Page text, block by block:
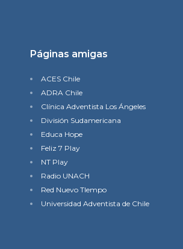
Páginas amigas
ACES Chile
ADRA Chile
Clínica Adventista Los Ángeles
División Sudamericana
Educa Hope
Feliz 7 Play
NT Play
Radio UNACH
Red Nuevo TIempo
Universidad Adventista de Chile